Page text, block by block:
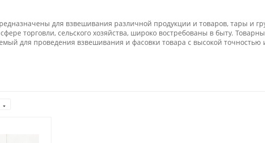
для взвешивания различной продукции и товаров, тары и
торговли, сельского хозяйства, широко востребованы в быту.
для проведения взвешивания и фасовки товара с высокой